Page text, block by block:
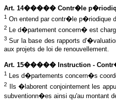
Art. 14����� Contr�le
1 On entend par contr�le p�riodique
2 Le d�partement concern� est
3 Sur la base des rapports
aux projets de loi de renouvellement.
Art. 15����� Instruction -
1 Les d�partements concern�s
2
Ils �laborent conjointement les
subventionn�es ainsi qu'au montant